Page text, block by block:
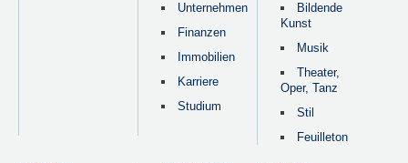
Unternehmen
Finanzen
Immobilien
Karriere
Studium
Bildende
Kunst
Musik
Theater,
Oper, Tanz
Stil
Feuilleton